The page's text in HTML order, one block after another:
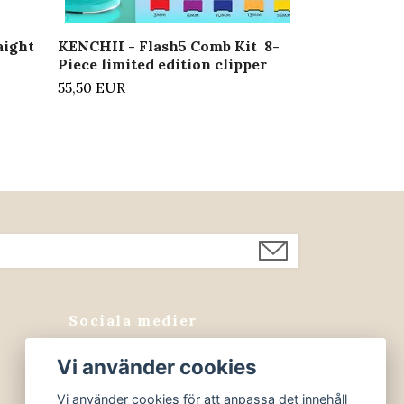
KENCHII - Flash5 Comb Kit 8-
Piece limited edition clipper
55,50 EUR
Sociala medier
Facebook
Vi använder cookies
Vi använder cookies för att anpassa det innehåll